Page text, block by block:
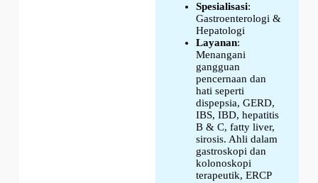
Spesialisasi:
Gastroenterologi &
Hepatologi
Layanan:
Menangani
gangguan
pencernaan dan
hati seperti
dispepsia, GERD,
IBS, IBD, hepatitis
B & C, fatty liver,
sirosis. Ahli dalam
gastroskopi dan
kolonoskopi
terapeutik, ERCP